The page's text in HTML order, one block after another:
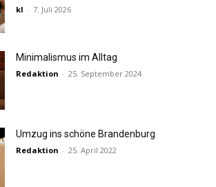
kl - 7. Juli 2026
Minimalismus im Alltag
Redaktion - 25. September 2024
Umzug ins schöne Brandenburg
Redaktion - 25. April 2022